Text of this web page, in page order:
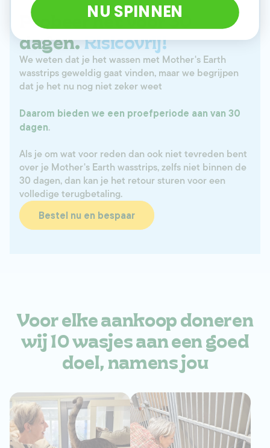
Probeer het voor 30
dagen.Risicovrij!
We weten dat je het wassen met Mother's Earth
wasstrips geweldig gaat vinden, maar we begrijpen
dat je het nu nog niet zeker weet
Daarom bieden we een proefperiode aan van 30
dagen.
Als je om wat voor reden dan ook niet tevreden bent
over je Mother's Earth wasstrips, zelfs niet binnen de
30 dagen, dan kan je het retour sturen voor een
volledige terugbetaling.
Bestel nu en bespaar
Voor elke aankoopdoneren
wij 10 wasjes aaneen goed
doel, namens jou
NU SPINNEN